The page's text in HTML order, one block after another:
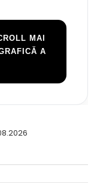
MAI
A